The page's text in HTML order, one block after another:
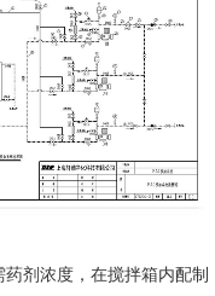
药剂浓度，在搅拌箱内配